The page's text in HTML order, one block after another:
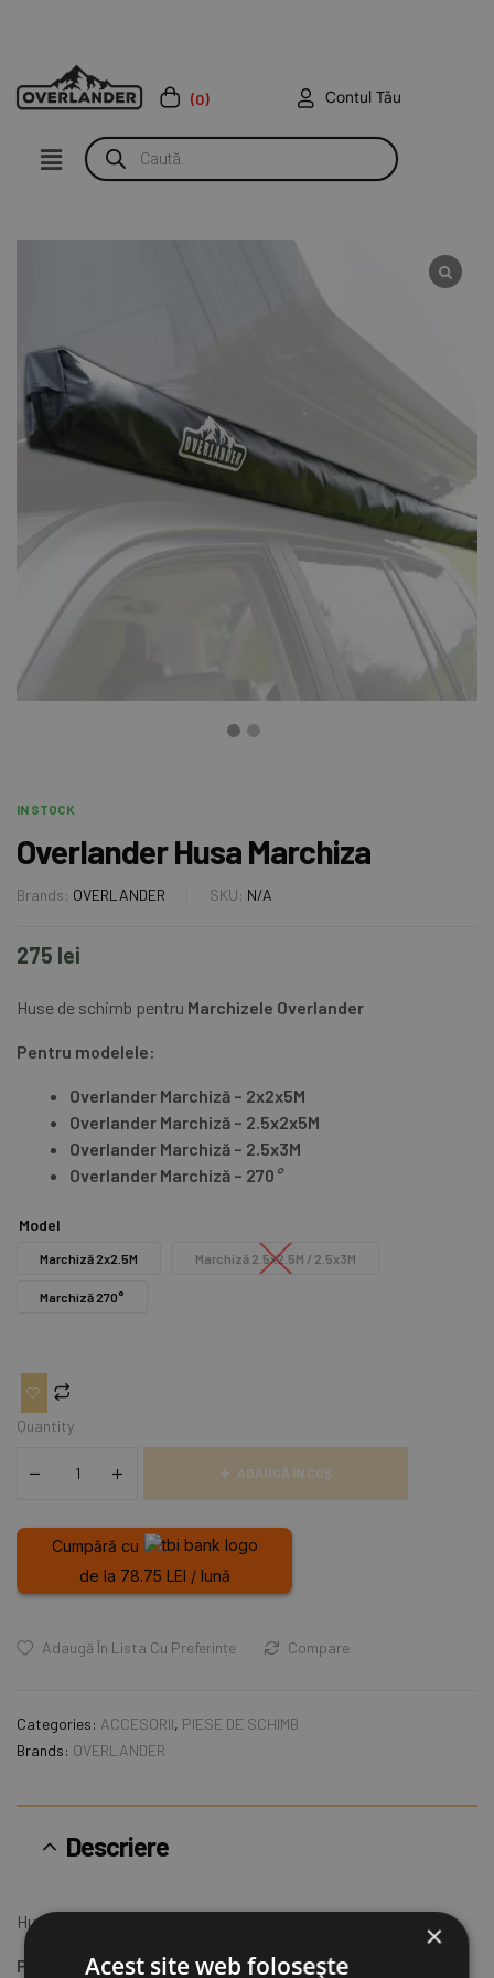
Contul Tău
(0)
IN STOCK
Overlander Husa Marchiza
Brands: OVERLANDER SKU: N/A
275 lei
Huse de schimb pentru Marchizele Overlander
Pentru modelele:
Overlander Marchiză – 2x2x5M
Overlander Marchiză – 2.5x2x5M
Overlander Marchiză – 2.5x3M
Overlander Marchiză – 270 °
Model
Marchiză 2x2.5M Marchiză 2.5x2.5M / 2.5x3M
Marchiză 270°
Quantity
ADAUGĂ ÎN COȘ
Cumpără cu
de la 78.75 LEI / lună
Adaugă În Lista Cu Preferințe Compare
Categories: ACCESORII, PIESE DE SCHIMB
Brands: OVERLANDER
Descriere
Huse de schimb pentru
Pentru modelele:
×
Acest site web folosește